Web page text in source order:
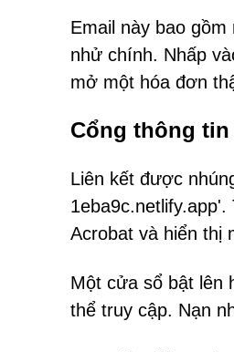
Email này bao
nhử chính. Nhấp
mở một hóa đơn
Cổng thông
Liên kết được
Acrobat và hiển thị
Một cửa sổ bật lên
thể truy cập. Nạn